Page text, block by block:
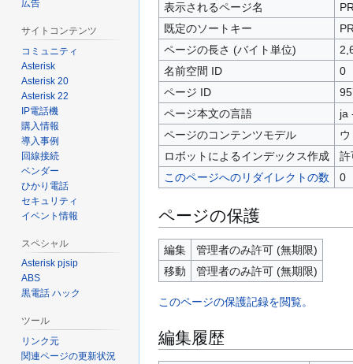
ゲ
ー
シ
ン
に
移
動
に
移
動
表示されるページ名
既定のソートキー
ページの長さ (バイト単位)
名前空間 ID
0
ページ ID
ページ本文の言語
ja
ページのコンテンツモデル
ロボットによるインデックス作成
許
このページへのリダイレクトの数
0
ページの保護
編集
管理者のみ許可 (無期限)
移動
管理者のみ許可 (無期限)
このページの保護記録を閲覧。
編集履歴
広告
サイトコンテンツ
コミュニティ
Asterisk
Asterisk 20
Asterisk 22
IP電話機
購入情報
導入事例
回線接続
ベンダー
ひかり電話
セキュリティ
イベント情報
スペシャル
Asterisk pjsip
ABS
黒電話 ハック
ツール
リンク元
関連ページの更新状況